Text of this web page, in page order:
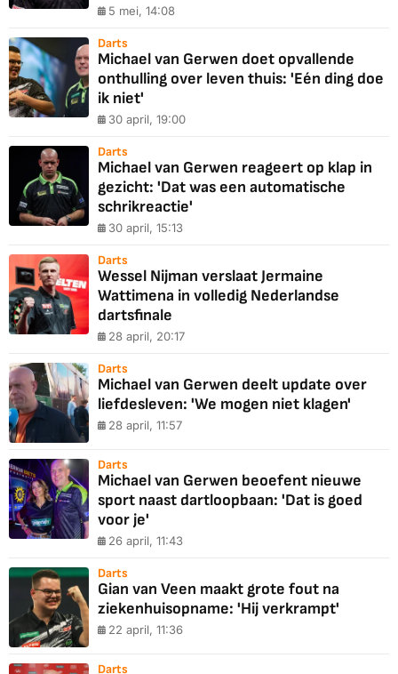
5 mei, 14:08
Darts
Michael van Gerwen doet opvallende
onthulling over leven thuis: 'Eén ding doe
ik niet'
30 april, 19:00
Darts
Michael van Gerwen reageert op klap in
gezicht: 'Dat was een automatische
schrikreactie'
30 april, 15:13
Darts
Wessel Nijman verslaat Jermaine
Wattimena in volledig Nederlandse
dartsfinale
28 april, 20:17
Darts
Michael van Gerwen deelt update over
liefdesleven: 'We mogen niet klagen'
28 april, 11:57
Darts
Michael van Gerwen beoefent nieuwe
sport naast dartloopbaan: 'Dat is goed
voor je'
26 april, 11:43
Darts
Gian van Veen maakt grote fout na
ziekenhuisopname: 'Hij verkrampt'
22 april, 11:36
Darts